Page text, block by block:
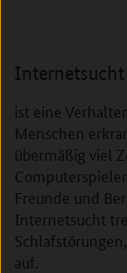
Internetsucht
ist eine
Menschen
übermäßig viel
Freunde und
Internetsucht
auf.